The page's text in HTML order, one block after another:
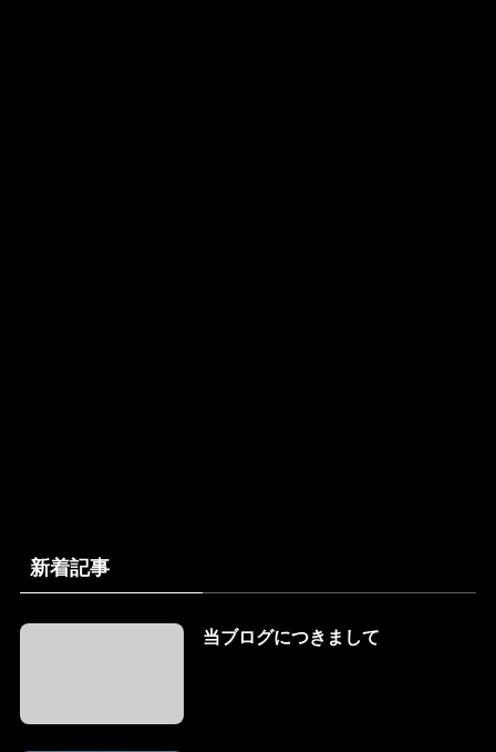
新着記事
当ブログにつきまして